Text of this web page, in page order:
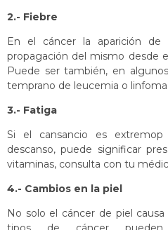
2.- Fiebre
En el cáncer la aparición
propagación del mismo desde
Puede ser también, en
temprano de leucemia o linfoma.
3.- Fatiga
Si el cansancio es
descanso, puede significar
vitaminas, consulta con tu
4.- Cambios en la piel
No solo el cáncer de piel